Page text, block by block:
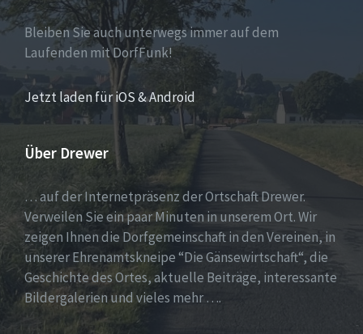
Bleiben Sie auch unterwegs immer auf dem
Laufenden mit DorfFunk!
Jetzt laden für iOS & Android
Über Drewer
… auf der Internetpräsenz der Ortschaft Drewer.
Verweilen Sie ein paar Minuten in unserem Ort. Wir
zeigen Ihnen die Dorfgemeinschaft in den Vereinen, in
unserer Ehrenamtskneipe “Die Gänsewirtschaft“, die
Geschichte des Ortes, aktuelle Beiträge, interessante
Bildergalerien und vieles mehr ….